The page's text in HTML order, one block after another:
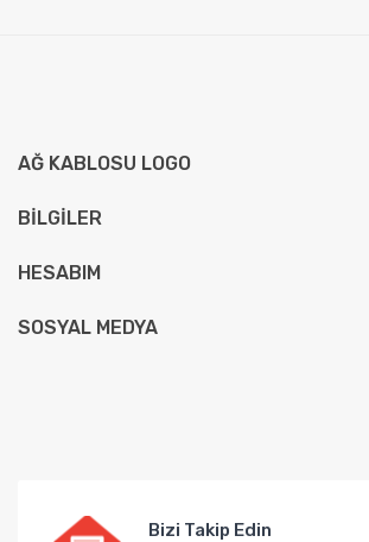
AĞ KABLOSU LOGO
BILGILER
HESABIM
SOSYAL MEDYA
Bizi Takip Edin